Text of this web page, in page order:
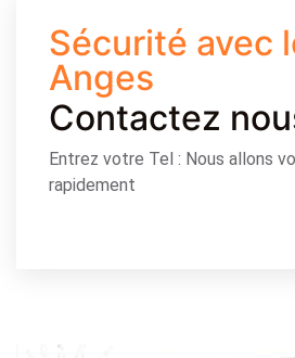
Sécurité avec
Anges
Contactez
Entrez votre Tel : Nous allons
rapidement